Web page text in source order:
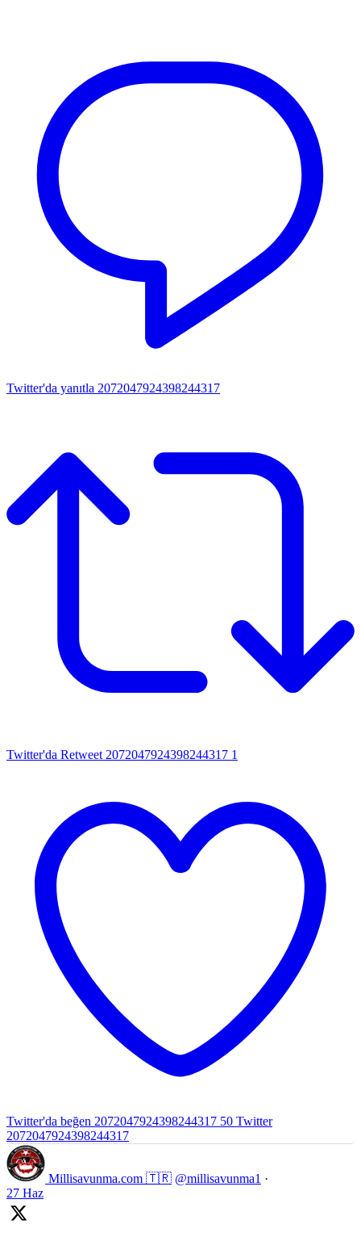
Twitter'da yanıtla 2072047924398244317
Twitter'da Retweet 2072047924398244317 1
Twitter'da beğen 2072047924398244317 50 Twitter
2072047924398244317
Millisavunma.com 🇹🇷 @millisavunma1 ·
27 Haz